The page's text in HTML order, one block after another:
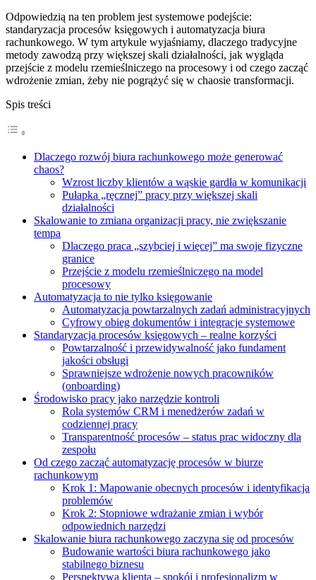
Odpowiedzią na ten problem jest systemowe podejście:
standaryzacja procesów księgowych i automatyzacja biura
rachunkowego. W tym artykule wyjaśniamy, dlaczego tradycyjne
metody zawodzą przy większej skali działalności, jak wygląda
przejście z modelu rzemieślniczego na procesowy i od czego zacząć
wdrożenie zmian, żeby nie pogrążyć się w chaosie transformacji.
Spis treści
Dlaczego rozwój biura rachunkowego może generować
chaos?
Wzrost liczby klientów a wąskie gardła w komunikacji
Pułapka „ręcznej” pracy przy większej skali
działalności
Skalowanie to zmiana organizacji pracy, nie zwiększanie
tempa
Dlaczego praca „szybciej i więcej” ma swoje fizyczne
granice
Przejście z modelu rzemieślniczego na model
procesowy
Automatyzacja to nie tylko księgowanie
Automatyzacja powtarzalnych zadań administracyjnych
Cyfrowy obieg dokumentów i integracje systemowe
Standaryzacja procesów księgowych – realne korzyści
Powtarzalność i przewidywalność jako fundament
jakości obsługi
Sprawniejsze wdrożenie nowych pracowników
(onboarding)
Środowisko pracy jako narzędzie kontroli
Rola systemów CRM i menedżerów zadań w
codziennej pracy
Transparentność procesów – status prac widoczny dla
zespołu
Od czego zacząć automatyzację procesów w biurze
rachunkowym
Krok 1: Mapowanie obecnych procesów i identyfikacja
problemów
Krok 2: Stopniowe wdrażanie zmian i wybór
odpowiednich narzędzi
Skalowanie biura rachunkowego zaczyna się od procesów
Budowanie wartości biura rachunkowego jako
stabilnego biznesu
Perspektywa klienta – spokój i profesjonalizm w